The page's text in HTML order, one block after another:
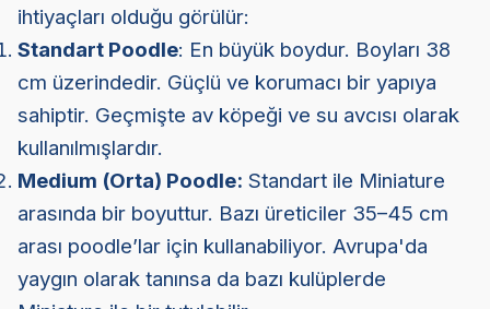
ihtiyaçları olduğu görülür:
Standart Poodle: En büyük boydur. Boyları 38
cm üzerindedir. Güçlü ve korumacı bir yapıya
sahiptir. Geçmişte av köpeği ve su avcısı olarak
kullanılmışlardır.
Medium (Orta) Poodle: Standart ile Miniature
arasında bir boyuttur. Bazı üreticiler 35–45 cm
arası poodle’lar için kullanabiliyor. Avrupa'da
yaygın olarak tanınsa da bazı kulüplerde